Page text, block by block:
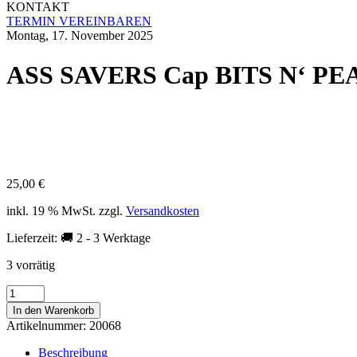
KONTAKT
TERMIN VEREINBAREN
Montag, 17. November 2025
ASS SAVERS Cap BITS N‘
25,00 €
inkl. 19 % MwSt. zzgl. Versandkosten
Lieferzeit: 🚚 2 - 3 Werktage
3 vorrätig
ASS
SAVERS
Cap
BITS
In den Warenkorb
Artikelnummer: 20068
Beschreibung